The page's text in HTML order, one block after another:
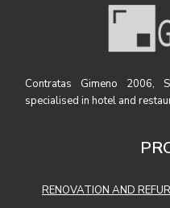
Contratas Gimeno 2006,
specialised in hotel and
RENOVATION AND